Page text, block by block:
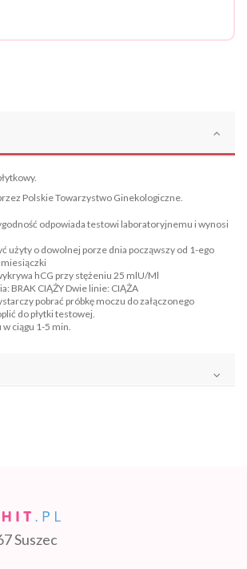
Polskie Towarzystwo Ginekologiczne.
odpowiada testowi laboratoryjnemu i wynosi
użyty o dowolnej porze dnia począwszy od 1-ego
hCG przy stężeniu 25 mlU/Ml
BRAK CIĄŻY Dwie linie: CIĄŻA
pobrać próbkę moczu do załączonego
do płytki testowej.
w ciągu 1-5 min.
Suszec